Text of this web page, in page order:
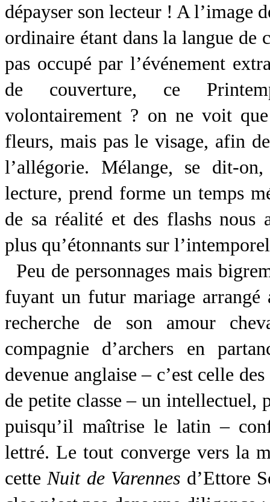
dépayser son lecteur ! A l’image
ordinaire étant dans la langue de
pas occupé par l’événement
de couverture, ce
volontairement ? on ne voit
fleurs, mais pas le visage, afin
l’allégorie. Mélange, se dit-
lecture, prend forme un temps
de sa réalité et des flashs nous
plus qu’étonnants sur
Peu de personnages mais
fuyant un futur mariage
recherche de son amour
compagnie d’archers en
devenue anglaise – c’est celle
de petite classe – un intellectuel,
puisqu’il maîtrise le latin –
lettré. Le tout converge vers la
cette Nuit de Varennes d’Ettore